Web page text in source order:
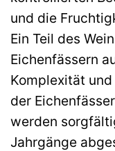
und die
Ein Teil des
Eichenfässern
Komplexität
der
werden
Jahrgänge